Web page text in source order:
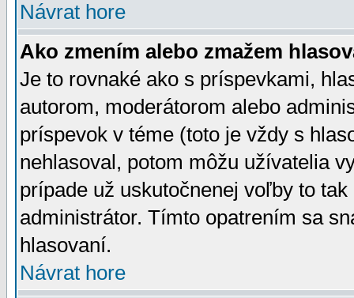
Návrat hore
Ako zmením alebo zmažem
Je to rovnaké ako s príspevkami,
autorom, moderátorom alebo
príspevok v téme (toto je vždy s
nehlasoval, potom môžu užívatelia
prípade už uskutočnenej voľby to
administrátor. Tímto opatrením sa
hlasovaní.
Návrat hore